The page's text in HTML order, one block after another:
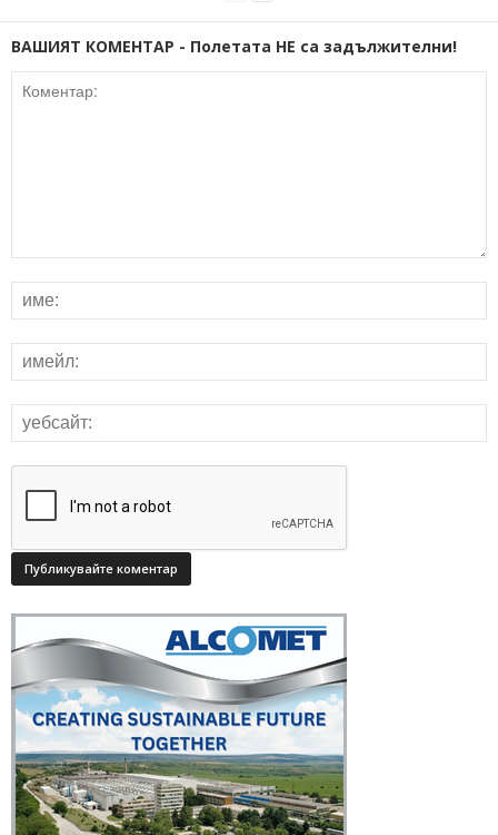
ВАШИЯТ КОМЕНТАР - Полетата НЕ са задължителни!